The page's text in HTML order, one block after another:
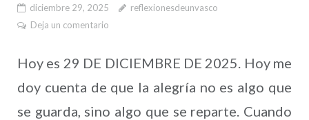
diciembre 29, 2025
reflexionesdeunvasco
Deja un comentario
Hoy es 29 DE DICIEMBRE DE 2025. Hoy me
doy cuenta de que la alegría no es algo que
se guarda, sino algo que se reparte. Cuando